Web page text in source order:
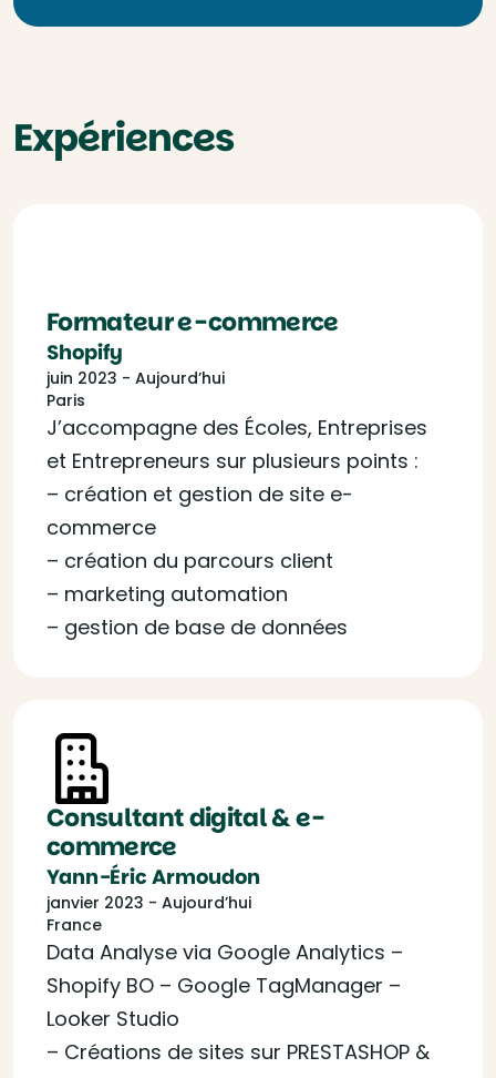
Expériences
Formateur e-commerce
Shopify
juin 2023 - Aujourd’hui
Paris
J’accompagne des Écoles, Entreprises
et Entrepreneurs sur plusieurs points :
– création et gestion de site e-
commerce
– création du parcours client
– marketing automation
– gestion de base de données
Consultant digital & e-
commerce
Yann-Éric Armoudon
janvier 2023 - Aujourd’hui
France
Data Analyse via Google Analytics –
Shopify BO – Google TagManager –
Looker Studio
– Créations de sites sur PRESTASHOP &